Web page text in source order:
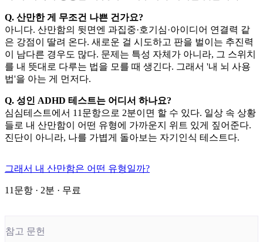
Q. 산만한 게 무조건 나쁜 건가요?
아니다. 산만함의 뒷면엔 과집중·호기심·아이디어 연결력 같
은 강점이 딸려 온다. 새로운 걸 시도하고 판을 벌이는 추진력
이 남다른 경우도 많다. 문제는 특성 자체가 아니라, 그 스위치
를 내 뜻대로 다루는 법을 모를 때 생긴다. 그래서 '내 뇌 사용
법'을 아는 게 먼저다.
Q. 성인 ADHD 테스트는 어디서 하나요?
심심테스트에서 11문항으로 2분이면 할 수 있다. 일상 속 상황
들로 내 산만함이 어떤 유형에 가까운지 위트 있게 짚어준다.
진단이 아니라, 나를 가볍게 돌아보는 자기인식 테스트다.
그래서 내 산만함은 어떤 유형일까?
11문항 · 2분 · 무료
참고 문헌